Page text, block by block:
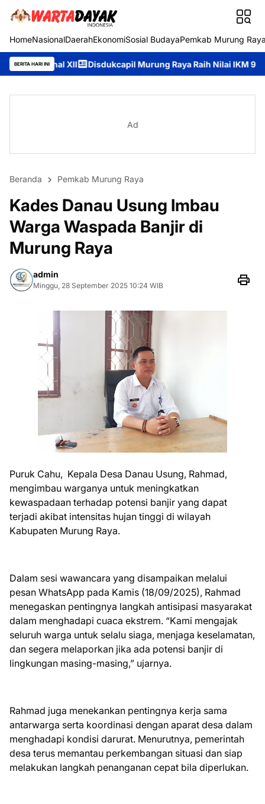
HomeNasionalDaerahEkonomiSosial BudayaPemkab Murung
BERITA HARI INI
Disdukcapil Murung Raya Raih Nilai IKM 93,84, Bukti
Ad
Beranda Pemkab Murung Raya
Kades Danau Usung Imbau
Warga Waspada Banjir di
Murung Raya
admin
Minggu, 28 September 2025 10:24 WIB
Puruk Cahu, Kepala Desa Danau Usung, Rahmad,
mengimbau warganya untuk meningkatkan
kewaspadaan terhadap potensi banjir yang dapat
terjadi akibat intensitas hujan tinggi di wilayah
Kabupaten Murung Raya.
Dalam sesi wawancara yang disampaikan melalui
pesan WhatsApp pada Kamis (18/09/2025), Rahmad
menegaskan pentingnya langkah antisipasi masyarakat
dalam menghadapi cuaca ekstrem. “Kami mengajak
seluruh warga untuk selalu siaga, menjaga keselamatan,
dan segera melaporkan jika ada potensi banjir di
lingkungan masing-masing,” ujarnya.
Rahmad juga menekankan pentingnya kerja sama
antarwarga serta koordinasi dengan aparat desa dalam
menghadapi kondisi darurat. Menurutnya, pemerintah
desa terus memantau perkembangan situasi dan siap
melakukan langkah penanganan cepat bila diperlukan.